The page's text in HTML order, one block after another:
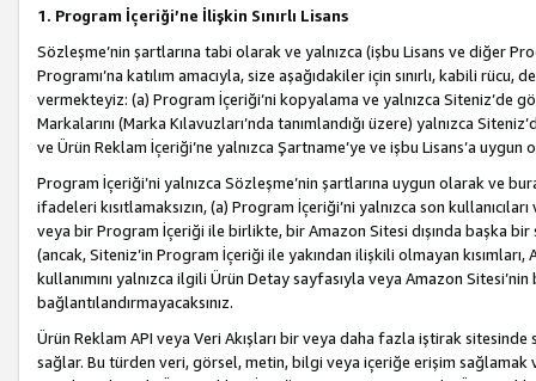
1. Program İçeriği’ne İlişkin Sınırlı Lisans
Sözleşme’nin şartlarına tabi olarak ve yalnızca (işbu Lisans ve diğer
Programı’na katılım amacıyla, size aşağıdakiler için sınırlı, kabili
vermekteyiz: (a) Program İçeriği’ni kopyalama ve yalnızca Siteniz’de
Markalarını (Marka Kılavuzları’nda tanımlandığı üzere) yalnızca
ve Ürün Reklam İçeriği’ne yalnızca Şartname’ye ve işbu Lisans’a
Program İçeriği’ni yalnızca Sözleşme’nin şartlarına uygun olarak ve
ifadeleri kısıtlamaksızın, (a) Program İçeriği’ni yalnızca son
veya bir Program İçeriği ile birlikte, bir Amazon Sitesi dışında başka
(ancak, Siteniz’in Program İçeriği ile yakından ilişkili olmayan
kullanımını yalnızca ilgili Ürün Detay sayfasıyla veya Amazon
bağlantılandırmayacaksınız.
Ürün Reklam API veya Veri Akışları bir veya daha fazla iştirak
sağlar. Bu türden veri, görsel, metin, bilgi veya içeriğe erişim sağlamak